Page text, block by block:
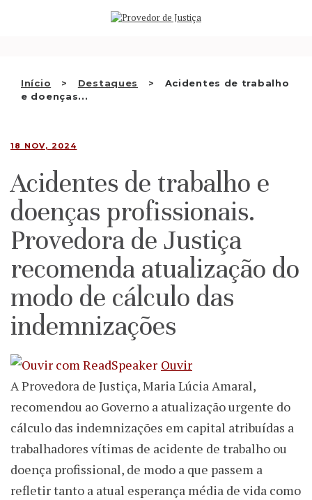
Início Destaques
Acidentes de trabalho
e doenças...
QUEM SOMOS
RECOMENDAÇÕES E OUTRAS
DECISÕES
PT
18 NOV, 2024
Acidentes de trabalho e
doenças profissionais.
Provedora de Justiça
recomenda atualização do
modo de cálculo das
indemnizações
Ouvir
A Provedora de Justiça, Maria Lúcia Amaral,
recomendou ao Governo a atualização urgente do
cálculo das indemnizações em capital atribuídas a
trabalhadores vítimas de acidente de trabalho ou
doença profissional, de modo a que passem a
refletir tanto a atual esperança média de vida como